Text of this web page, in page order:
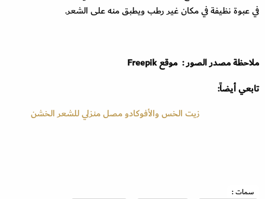
في عبوة نظيفة في مكان غير رطب ويطبق منه على الشعر.
ملاحظة مصدر الصور : موقع Freepik
تابعي أيضاً:
زيت الخس والأفوكادو مصل منزلي للشعر الخشن
سمات :